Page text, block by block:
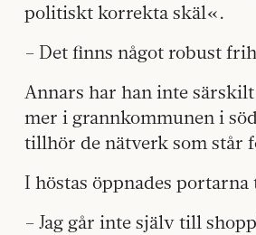
politiskt korrekta skäl«.
– Det finns något robust
Annars har han inte
mer i grannkommunen i
tillhör de nätverk som står
I höstas öppnades
– Jag går inte själv till